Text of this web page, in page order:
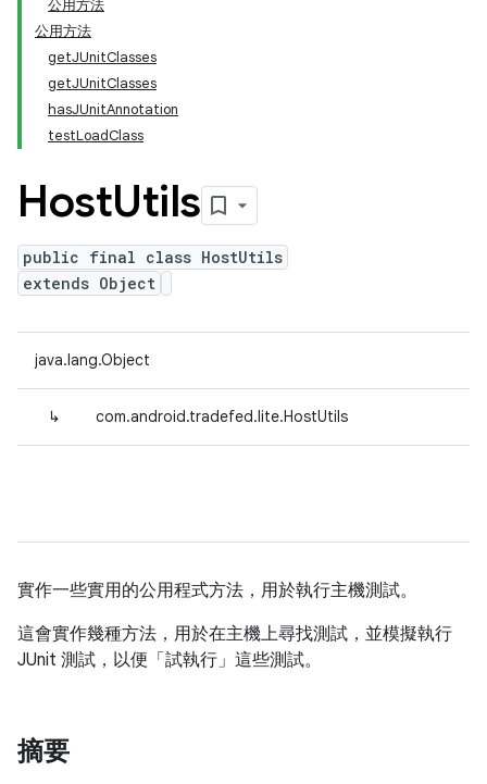
公用方法
公用方法
getJUnitClasses
getJUnitClasses
hasJUnitAnnotation
testLoadClass
HostUtils
public final class HostUtils
extends Object
java.lang.Object
↳ com.android.tradefed.lite.HostUtils
實作一些實用的公用程式方法，用於執行主機測試。
這會實作幾種方法，用於在主機上尋找測試，並模擬執行
JUnit 測試，以便「試執行」這些測試。
摘要